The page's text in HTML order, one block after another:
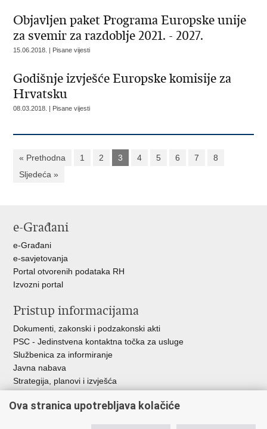
Objavljen paket Programa Europske unije
za svemir za razdoblje 2021. - 2027.
15.06.2018. | Pisane vijesti
Godišnje izvješće Europske komisije za
Hrvatsku
08.03.2018. | Pisane vijesti
« Prethodna 1 2 3 4 5 6 7
8
Sljedeća »
e-Građani
e-Građani
e-savjetovanja
Portal otvorenih podataka RH
Izvozni portal
Pristup informacijama
Dokumenti, zakonski i podzakonski akti
PSC - Jedinstvena kontaktna točka za usluge
Službenica za informiranje
Javna nabava
Strategija, planovi i izvješća
Ova stranica upotrebljava kolačiće